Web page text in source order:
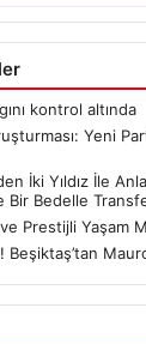
kontrol altında
Yeni
İki Yıldız İle
Bir Bedelle
Prestijli Yaşam